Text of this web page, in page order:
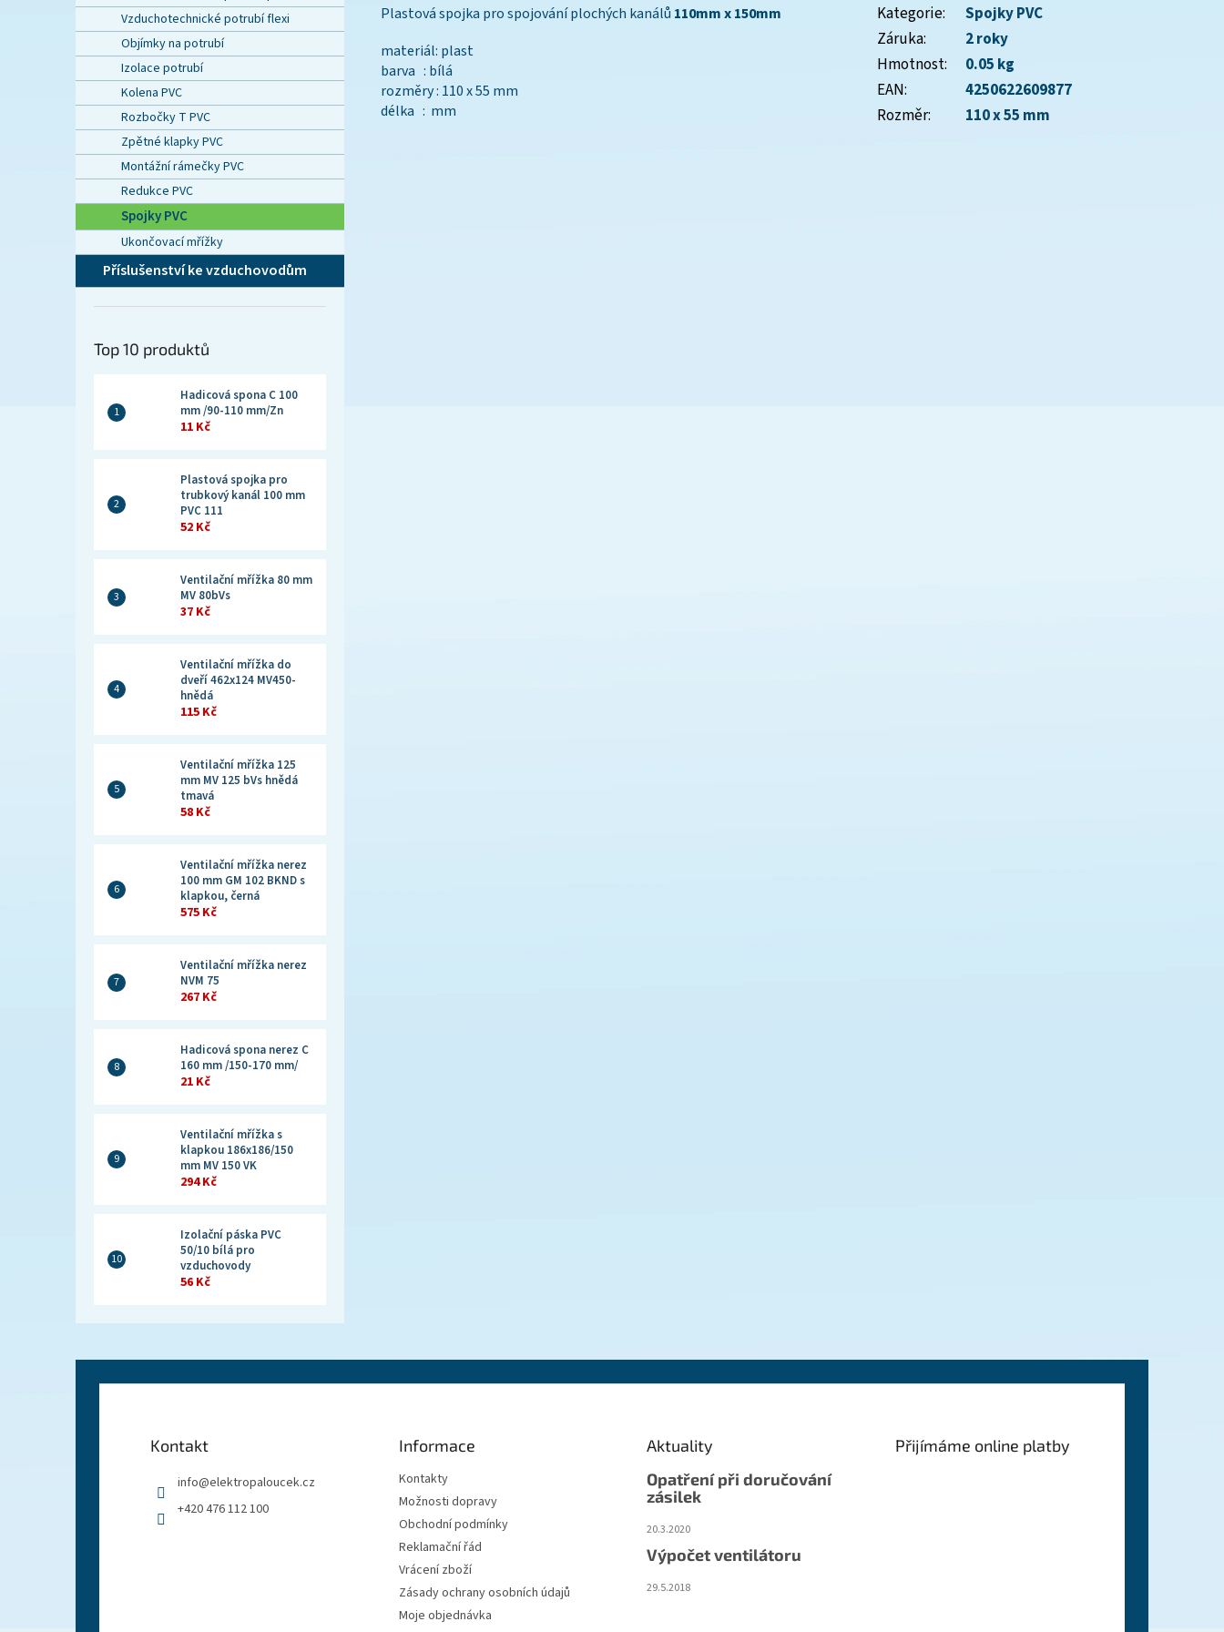
Vzduchotechnické potrubí flexi
Objímky na potrubí
Izolace potrubí
Kolena PVC
Rozbočky T PVC
Zpětné klapky PVC
Montážní rámečky PVC
Redukce PVC
Spojky PVC
Ukončovací mřížky
Příslušenství ke vzduchovodům
Top 10 produktů
Hadicová spona C 100
mm /90-110 mm/Zn
11 Kč
Plastová spojka pro
trubkový kanál 100 mm
PVC 111
52 Kč
Ventilační mřížka 80 mm
MV 80bVs
37 Kč
Ventilační mřížka do
dveří 462x124 MV450-
hnědá
115 Kč
Ventilační mřížka 125
mm MV 125 bVs hnědá
tmavá
58 Kč
Ventilační mřížka nerez
100 mm GM 102 BKND s
klapkou, černá
575 Kč
Ventilační mřížka nerez
NVM 75
267 Kč
Hadicová spona nerez C
160 mm /150-170 mm/
21 Kč
Ventilační mřížka s
klapkou 186x186/150
mm MV 150 VK
294 Kč
Izolační páska PVC
50/10 bílá pro
vzduchovody
56 Kč
Plastová spojka pro spojování plochých kanálů 110mm x 150mm
materiál: plast
barva : bílá
rozměry : 110 x 55 mm
délka : mm
Kategorie:
Spojky PVC
Záruka:
2 roky
Hmotnost:
0.05 kg
EAN:
4250622609877
Rozměr: 110 x 55 mm
Kontakt
info@elektropaloucek.cz
+420 476 112 100
Informace
Kontakty
Možnosti dopravy
Obchodní podmínky
Reklamační řád
Vrácení zboží
Zásady ochrany osobních údajů
Moje objednávka
Aktuality
Opatření při doručování
zásilek
20.3.2020
Výpočet ventilátoru
29.5.2018
Přijímáme online platby